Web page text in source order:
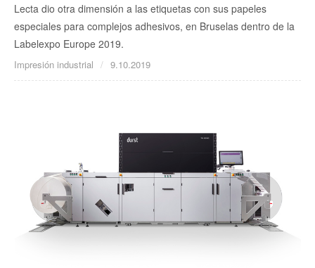
Lecta dio otra dimensión a las etiquetas con sus papeles
especiales para complejos adhesivos, en Bruselas dentro de la
Labelexpo Europe 2019.
Impresión industrial 9.10.2019